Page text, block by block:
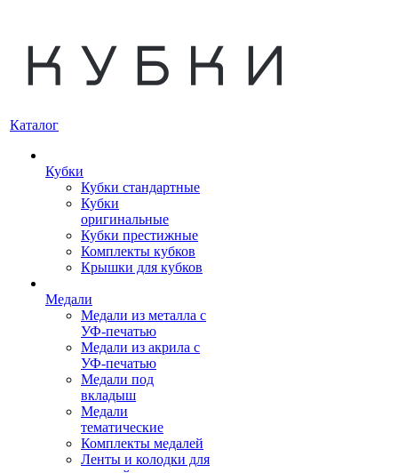
Каталог
Кубки
Кубки стандартные
Кубки
оригинальные
Кубки престижные
Комплекты кубков
Крышки для кубков
Медали
Медали из металла с
УФ-печатью
Медали из акрила с
УФ-печатью
Медали под
вкладыш
Медали
тематические
Комплекты медалей
Ленты и колодки для